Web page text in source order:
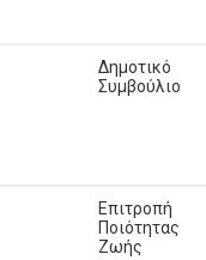
Δημοτικό
Συμβούλιο
Επιτροπή
Ποιότητας
Ζωής